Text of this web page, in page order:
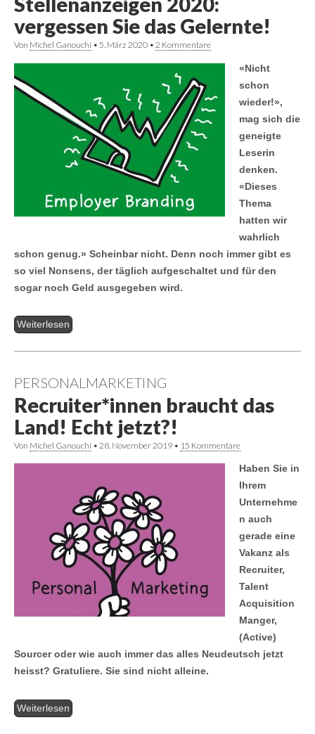
vergessen Sie das Gelernte!
Von Michel Ganouchi • 5. März 2020 • 2 Kommentare
«Nicht
schon
wieder!»,
mag sich die
geneigte
Leserin
denken.
«Dieses
Thema
hatten wir
wahrlich
schon genug.» Scheinbar nicht. Denn noch immer gibt es
so viel Nonsens, der täglich aufgeschaltet und für den
sogar noch Geld ausgegeben wird.
Weiterlesen
PERSONALMARKETING
Recruiter*innen braucht das
Land! Echt jetzt?!
Von Michel Ganouchi • 28. November 2019 • 15 Kommentare
Haben Sie in
Ihrem
Unternehme
n auch
gerade eine
Vakanz als
Recruiter,
Talent
Acquisition
Manger,
(Active)
Sourcer oder wie auch immer das alles Neudeutsch jetzt
heisst? Gratuliere. Sie sind nicht alleine.
Weiterlesen